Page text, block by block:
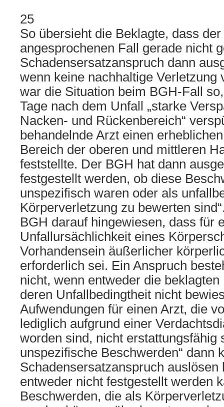
25
So übersieht die Beklagte, dass
angesprochenen Fall gerade nicht
Schadensersatzanspruch dann
wenn keine nachhaltige Verletzung
war die Situation beim BGH-Fall
Tage nach dem Unfall „starke
Nacken- und Rückenbereich“
behandelnde Arzt einen
Bereich der oberen und mittleren
feststellte. Der BGH hat dann
festgestellt werden, ob diese
unspezifisch waren oder als
Körperverletzung zu bewerten
BGH darauf hingewiesen, dass für
Unfallursächlichkeit eines
Vorhandensein äußerlicher
erforderlich sei. Ein Anspruch
nicht, wenn entweder die
deren Unfallbedingtheit nicht
Aufwendungen für einen Arzt, die
lediglich aufgrund einer
worden sind, nicht erstattungsfähig
unspezifische Beschwerden“ dann
Schadensersatzanspruch auslösen
entweder nicht festgestellt werden
Beschwerden, die als